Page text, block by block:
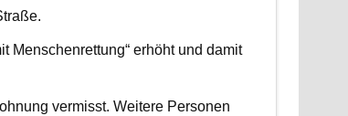
Menschenrettung“ erhöht und damit
vermisst. Weitere Personen